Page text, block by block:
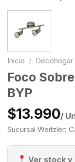
Inicio / Decohogar
Foco
BYP
$13.990/
Sucursal Weitzler:
Ver stock y